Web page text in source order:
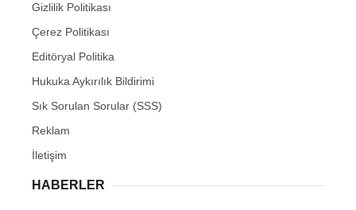
Gizlilik Politikası
Çerez Politikası
Editöryal Politika
Hukuka Aykırılık Bildirimi
Sık Sorulan Sorular (SSS)
Reklam
İletişim
HABERLER